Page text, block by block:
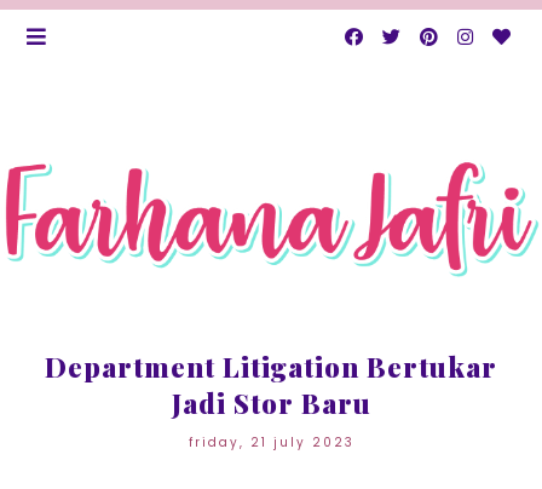
Department Litigation Bertukar
Jadi Stor Baru
friday, 21 july 2023